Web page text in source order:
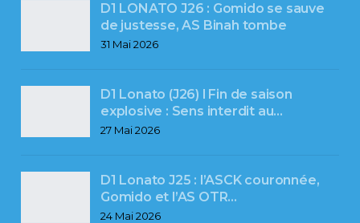
D1 LONATO J26 : Gomido se sauve
de justesse, AS Binah tombe
31 Mai 2026
D1 Lonato (J26) l Fin de saison
explosive : Sens interdit au…
27 Mai 2026
D1 Lonato J25 : l’ASCK couronnée,
Gomido et l’AS OTR…
24 Mai 2026